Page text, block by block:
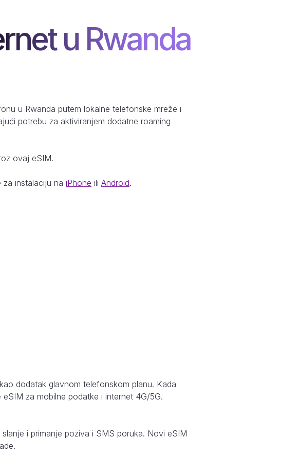
u Rwanda
u Rwanda putem lokalne telefonske mreže i
potrebu za aktiviranjem dodatne roaming
ovaj eSIM.
za instalaciju na iPhone ili Android.
dodatak glavnom telefonskom planu. Kada
za mobilne podatke i internet 4G/5G.
i primanje poziva i SMS poruka. Novi eSIM